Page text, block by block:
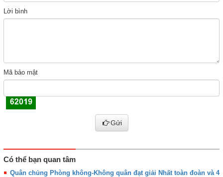
Lời bình
Mã bảo mật
Gửi
Có thể bạn quan tâm
Quân chủng Phòng không-Không quân đạt giải Nhất toàn đoàn và 4